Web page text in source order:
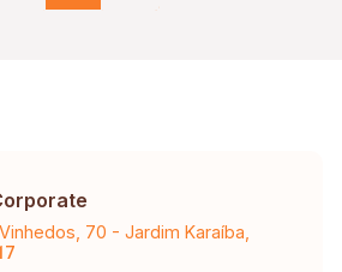
70 - Jardim Karaíba,